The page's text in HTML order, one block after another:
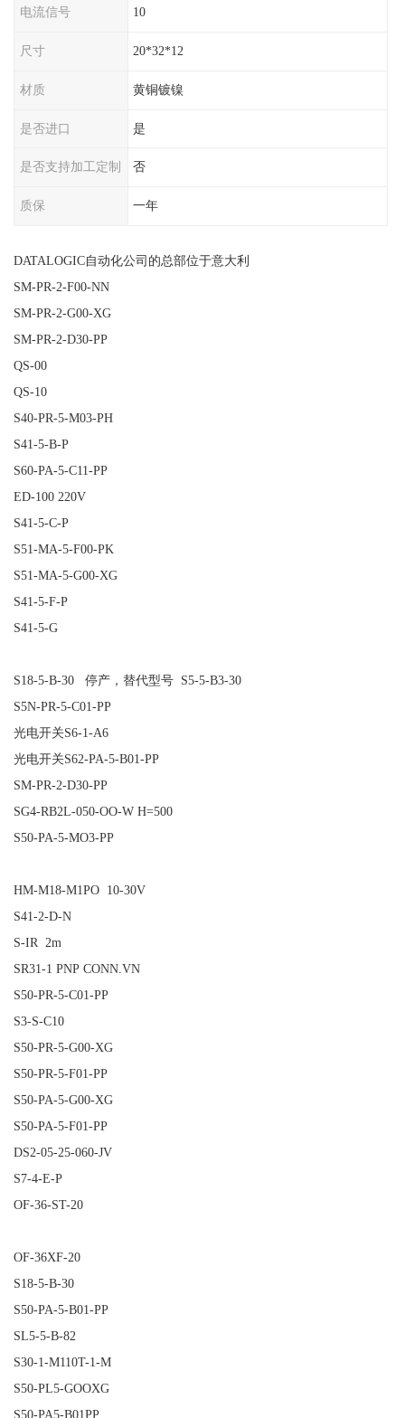
电流信号 10
尺寸 20*32*12
材质 黄铜镀镍
是否进口 是
是否支持加工定制 否
质保 一年
DATALOGIC自动化公司的总部位于意大利
SM-PR-2-F00-NN
SM-PR-2-G00-XG
SM-PR-2-D30-PP
QS-00
QS-10
S40-PR-5-M03-PH
S41-5-B-P
S60-PA-5-C11-PP
ED-100 220V
S41-5-C-P
S51-MA-5-F00-PK
S51-MA-5-G00-XG
S41-5-F-P
S41-5-G
S18-5-B-30 停产，替代型号 S5-5-B3-30
S5N-PR-5-C01-PP
光电开关S6-1-A6
光电开关S62-PA-5-B01-PP
SM-PR-2-D30-PP
SG4-RB2L-050-OO-W H=500
S50-PA-5-MO3-PP
HM-M18-M1PO 10-30V
S41-2-D-N
S-IR 2m
SR31-1 PNP CONN.VN
S50-PR-5-C01-PP
S3-S-C10
S50-PR-5-G00-XG
S50-PR-5-F01-PP
S50-PA-5-G00-XG
S50-PA-5-F01-PP
DS2-05-25-060-JV
S7-4-E-P
OF-36-ST-20
OF-36XF-20
S18-5-B-30
S50-PA-5-B01-PP
SL5-5-B-82
S30-1-M110T-1-M
S50-PL5-GOOXG
S50-PA5-B01PP